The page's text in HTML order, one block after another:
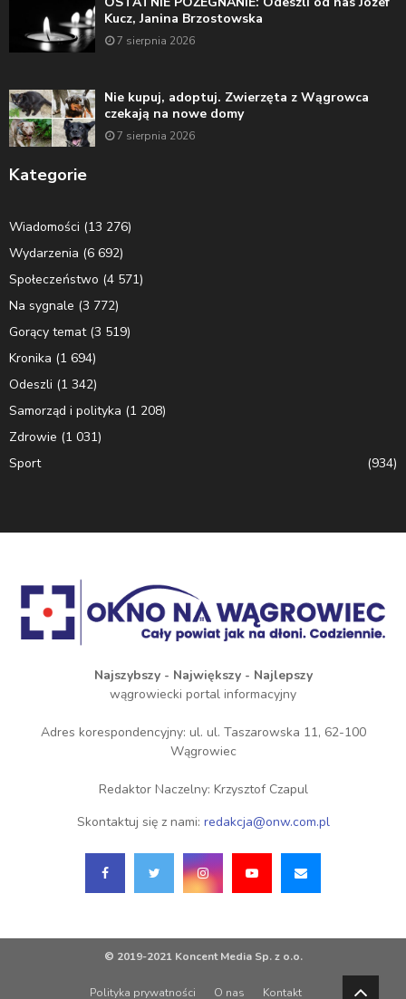
Kucz, Janina Brzostowska
7 sierpnia 2026
Nie kupuj, adoptuj. Zwierzęta z Wągrowca
czekają na nowe domy
7 sierpnia 2026
Kategorie
Wiadomości (13 276)
Wydarzenia (6 692)
Społeczeństwo (4 571)
Na sygnale (3 772)
Gorący temat(3 519)
Kronika (1 694)
Odeszli (1 342)
Samorząd i polityka (1 208)
Zdrowie (1 031)
Sport
(934)
Najszybszy - Największy - Najlepszy
wągrowiecki portal informacyjny
Adres korespondencyjny: ul. ul. Taszarowska 11, 62-100
Wągrowiec
Redaktor Naczelny: Krzysztof Czapul
Skontaktuj się z nami: redakcja@onw.com.pl
© 2019-2021 Koncent Media Sp. z o.o.
Polityka prywatności O nas Kontakt